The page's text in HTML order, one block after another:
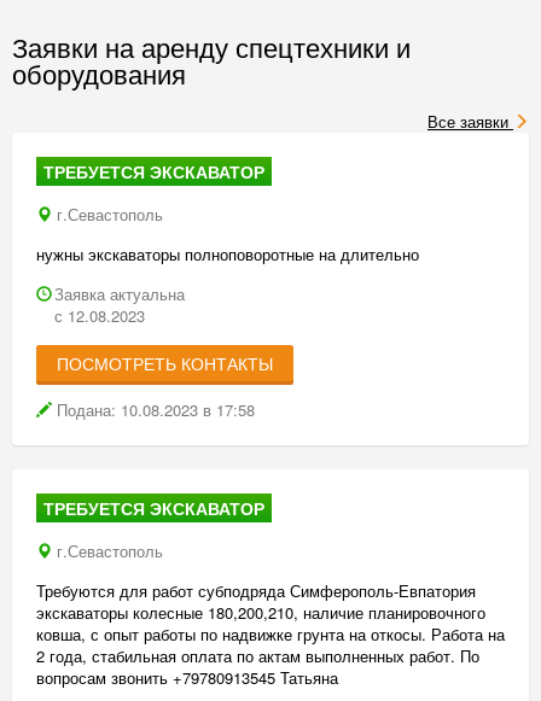
Заявки на аренду спецтехники и
оборудования
Все заявки
ТРЕБУЕТСЯ ЭКСКАВАТОР
г.Севастополь
нужны экскаваторы полноповоротные на длительно
Заявка актуальна
с 12.08.2023
ПОСМОТРЕТЬ КОНТАКТЫ
Подана: 10.08.2023 в 17:58
ТРЕБУЕТСЯ ЭКСКАВАТОР
г.Севастополь
Требуются для работ субподряда Симферополь-Евпатория
экскаваторы колесные 180,200,210, наличие планировочного
ковша, с опыт работы по надвижке грунта на откосы. Работа на
2 года, стабильная оплата по актам выполненных работ. По
вопросам звонить +79780913545 Татьяна